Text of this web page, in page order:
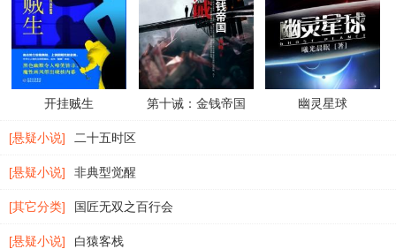
开挂贼生 第十诫：金钱帝国 幽灵星球
[悬疑小说] 二十五时区
[悬疑小说] 非典型觉醒
[其它分类] 国匠无双之百行会
[悬疑小说] 白猿客栈